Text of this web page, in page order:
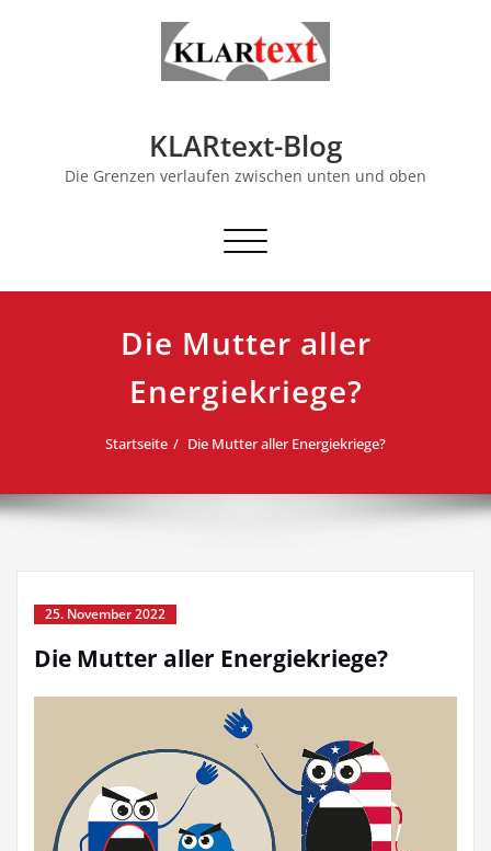
KLARtext-Blog
Die Grenzen verlaufen zwischen unten und oben
Schalte Navigation
Die Mutter aller
Energiekriege?
Startseite Die Mutter aller Energiekriege?
25. November 2022
Die Mutter aller Energiekriege?